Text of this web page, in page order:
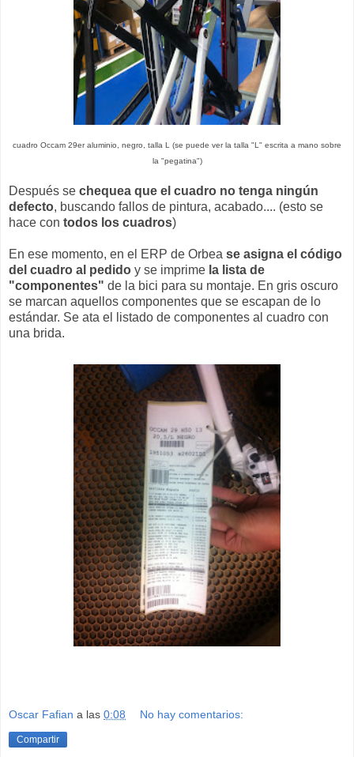
cuadro Occam 29er aluminio, negro, talla L (se puede ver la talla "L" escrita a mano sobre
la "pegatina")
Después se chequea que el cuadro no tenga ningún
defecto, buscando fallos de pintura, acabado.... (esto se
hace con todos los cuadros)
En ese momento, en el ERP de Orbea se asigna el código
del cuadro al pedido y se imprime la lista de
"componentes" de la bici para su montaje. En gris oscuro
se marcan aquellos componentes que se escapan de lo
estándar. Se ata el listado de componentes al cuadro con
una brida.
Oscar Fafian a las 0:08 No hay comentarios:
Compartir